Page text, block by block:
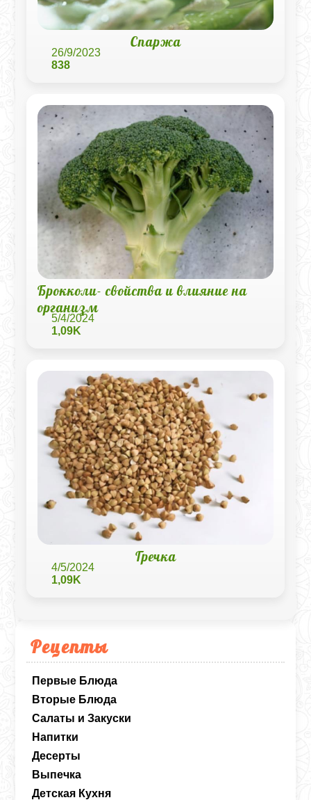
Рецепты
Первые Блюда
Вторые Блюда
Салаты и Закуски
Напитки
Десерты
Выпечка
Детская Кухня
Спаржа
26/9/2023
838
Брокколи- свойства и влияние на
организм
5/4/2024
1,09K
Гречка
4/5/2024
1,09K